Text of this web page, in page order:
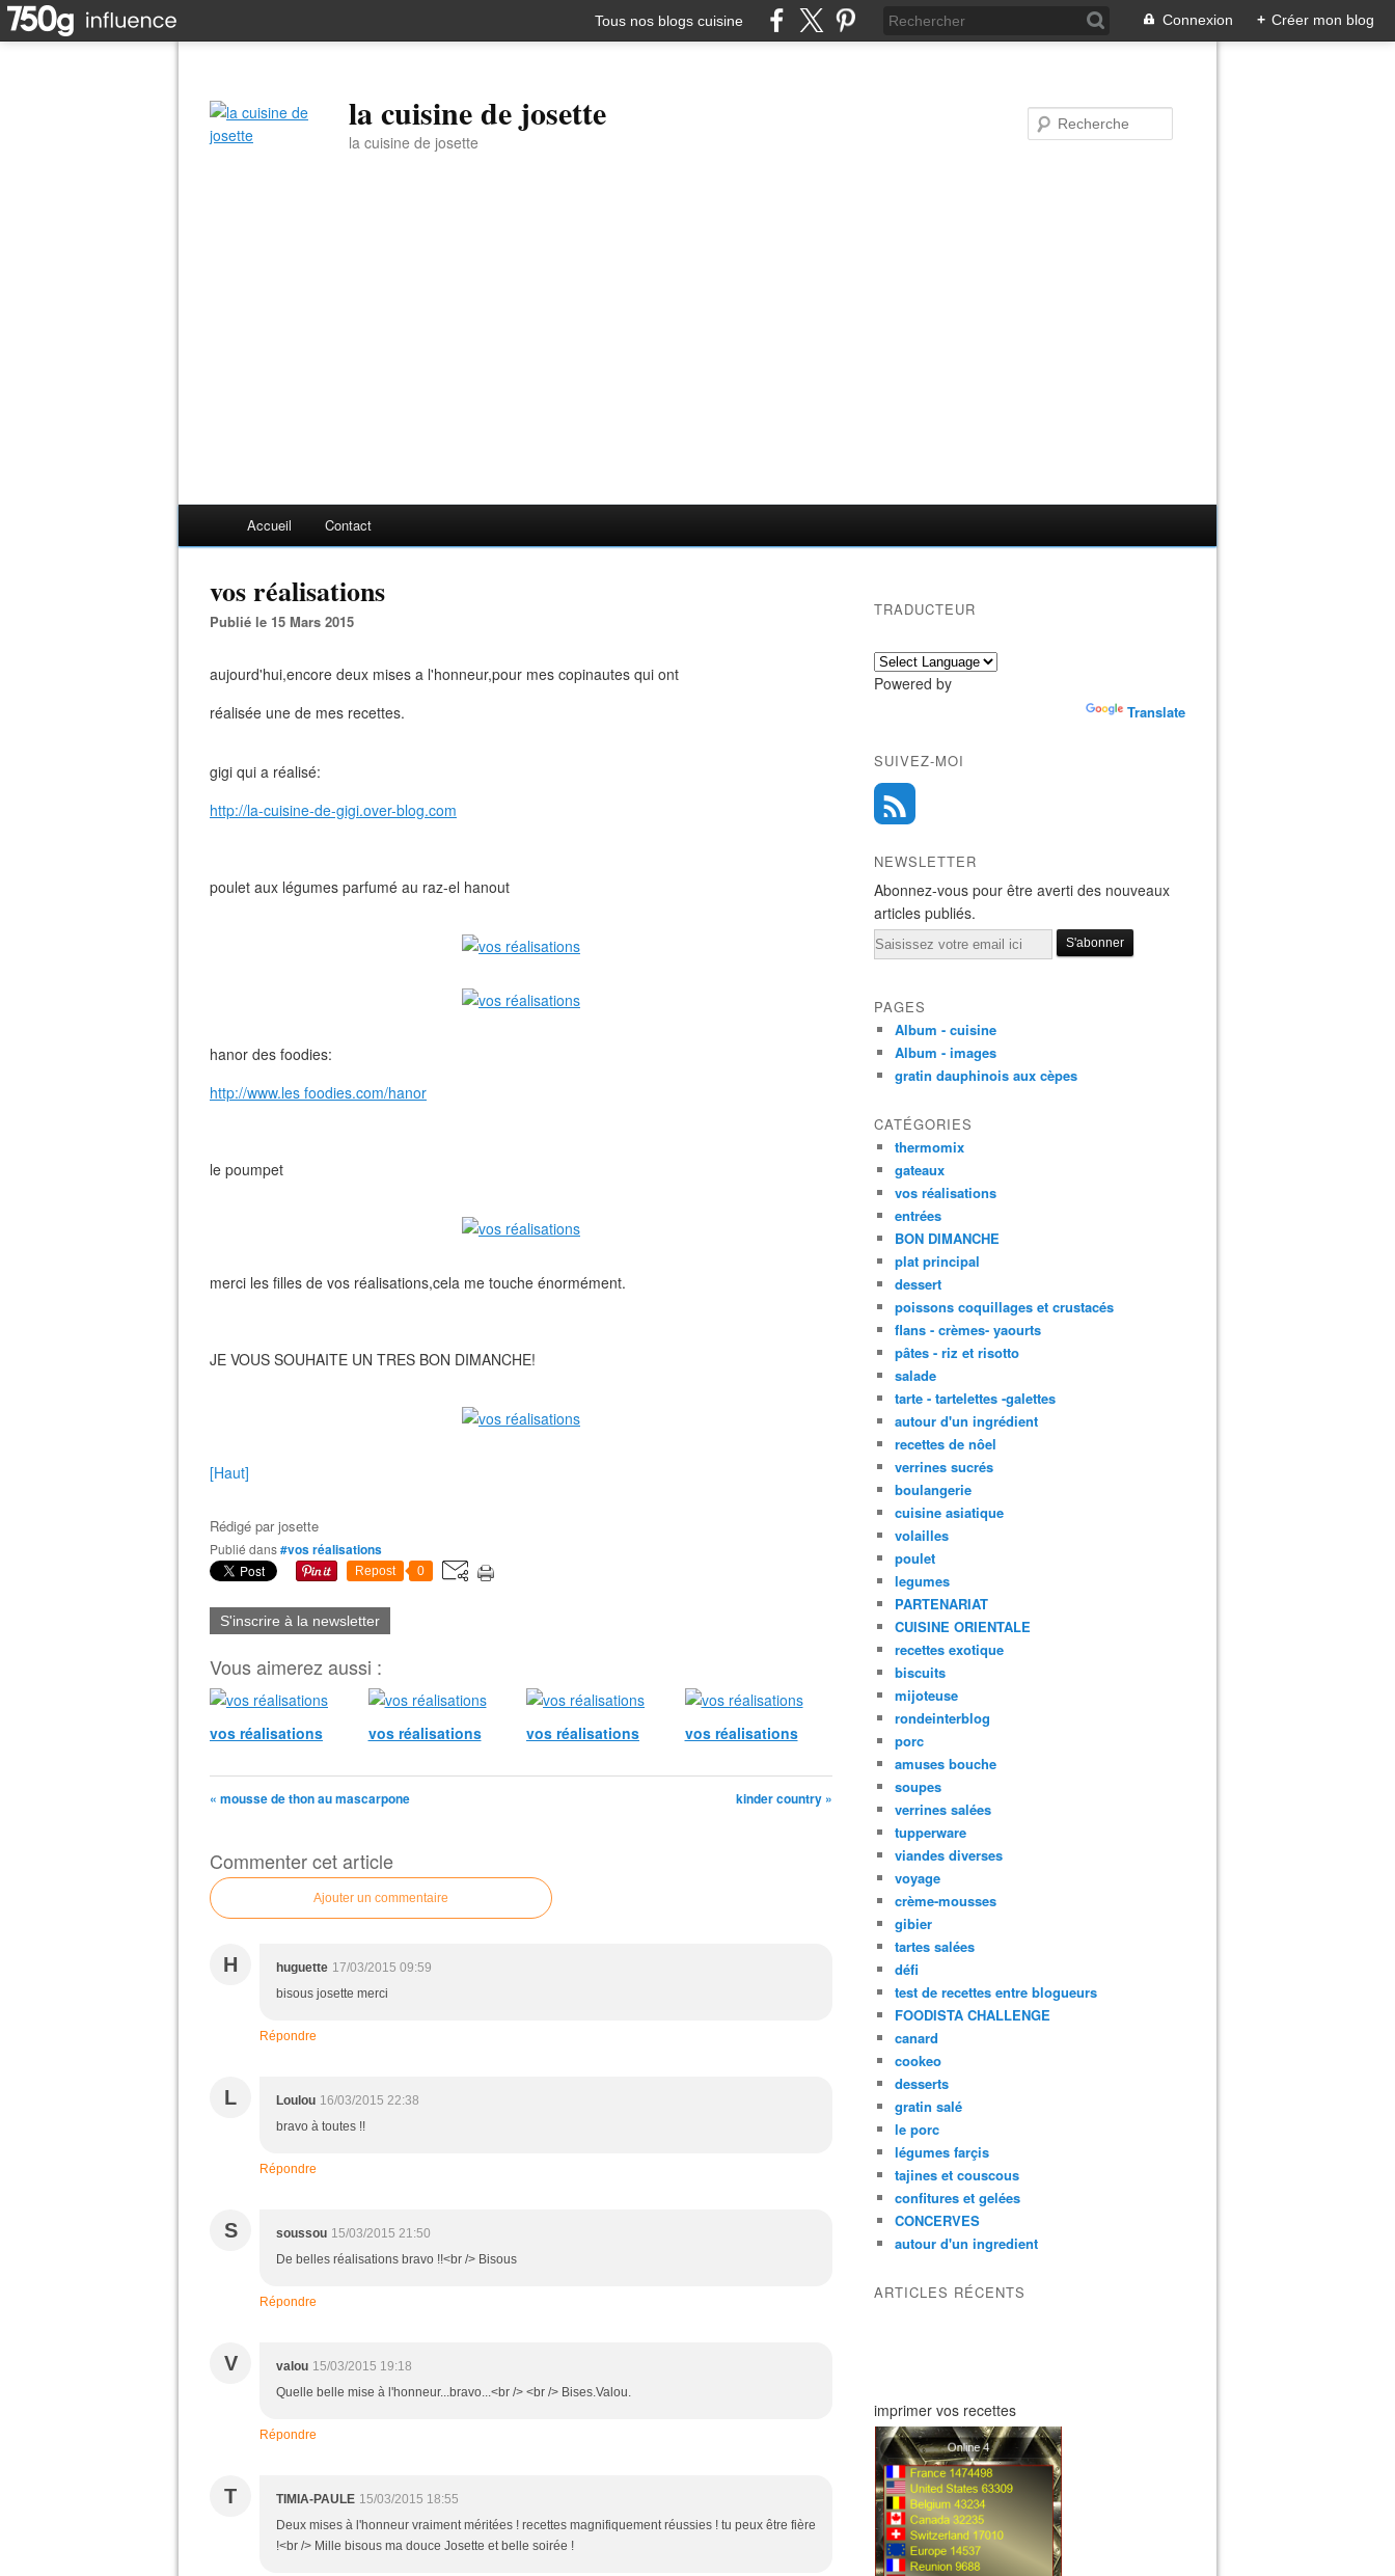
Tous nos blogs cuisine Connexion + Créer mon blog
la cuisine de josette
la cuisine de josette
Accueil Contact
vos réalisations
Publié le 15 Mars 2015
aujourd'hui,encore deux mises a l'honneur,pour mes copinautes qui ont
réalisée une de mes recettes.
gigi qui a réalisé:
http://la-cuisine-de-gigi.over-blog.com
poulet aux légumes parfumé au raz-el hanout
hanor des foodies:
http://www.les foodies.com/hanor
le poumpet
merci les filles de vos réalisations,cela me touche énormément.
JE VOUS SOUHAITE UN TRES BON DIMANCHE!
[Haut]
Rédigé parjosette
Publié dans#vos réalisations
Repost 0
S'inscrire à la newsletter
Vous aimerez aussi :
vos réalisations vos réalisations vos réalisations vos réalisations
« mousse de thon au mascarpone kinder country »
Commenter cet article
Ajouter un commentaire
H huguette 17/03/2015 09:59
bisous josette merci
Répondre
L Loulou 16/03/2015 22:38
bravo à toutes !!
Répondre
S soussou 15/03/2015 21:50
De belles réalisations bravo !!<br /> Bisous
Répondre
V valou 15/03/2015 19:18
Quelle belle mise à l'honneur...bravo...<br /> <br /> Bises.Valou.
Répondre
T TIMIA-PAULE 15/03/2015 18:55
Deux mises à l'honneur vraiment méritées ! recettes magnifiquement réussies ! tu peux être fière
!<br /> Mille bisous ma douce Josette et belle soirée !
TRADUCTEUR
Powered by
Translate
SUIVEZ-MOI
NEWSLETTER
Abonnez-vous pour être averti des nouveaux
articles publiés.
Email
PAGES
Album - cuisine
Album - images
gratin dauphinois aux cèpes
CATÉGORIES
thermomix
gateaux
vos réalisations
entrées
BON DIMANCHE
plat principal
dessert
poissons coquillages et crustacés
flans - crèmes- yaourts
pâtes - riz et risotto
salade
tarte - tartelettes -galettes
autour d'un ingrédient
recettes de nôel
verrines sucrés
boulangerie
cuisine asiatique
volailles
poulet
legumes
PARTENARIAT
CUISINE ORIENTALE
recettes exotique
biscuits
mijoteuse
rondeinterblog
porc
amuses bouche
soupes
verrines salées
tupperware
viandes diverses
voyage
crème-mousses
gibier
tartes salées
défi
test de recettes entre blogueurs
FOODISTA CHALLENGE
canard
cookeo
desserts
gratin salé
le porc
légumes farçis
tajines et couscous
confitures et gelées
CONCERVES
autour d'un ingredient
ARTICLES RÉCENTS
imprimer vos recettes